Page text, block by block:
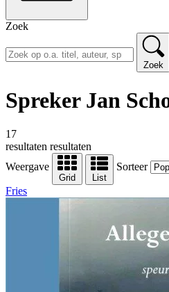
Zoek
Zoek
Spreker Jan
17
resultaten resultaten
Weergave
Grid List
Sorteer
Fries